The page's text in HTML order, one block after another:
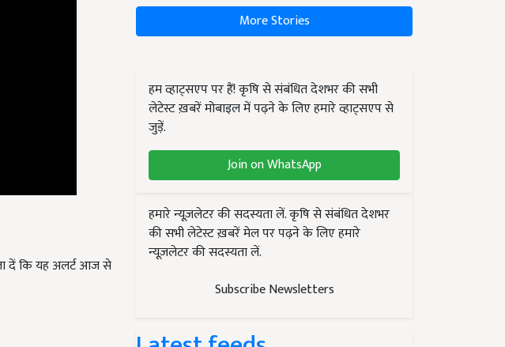
More Stories
हम व्हाट्सएप पर हैं! कृषि से संबंधित देशभर की सभी
लेटेस्ट ख़बरें मोबाइल में पढ़ने के लिए हमारे व्हाट्सएप से
जुड़ें.
Join on WhatsApp
हमारे न्यूज़लेटर की सदस्यता लें. कृषि से संबंधित देशभर
की सभी लेटेस्ट ख़बरें मेल पर पढ़ने के लिए हमारे
न्यूज़लेटर की सदस्यता लें.
Subscribe Newsletters